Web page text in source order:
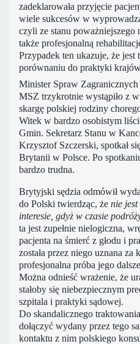
zadeklarowała przyjęcie
wiele sukcesów w
czyli ze stanu poważniejszego
także profesjonalną
Przypadek ten ukazuje, że
porównaniu do praktyki
Minister Spraw
MSZ trzykrotnie wystąpiło z
skargę polskiej rodziny
Witek w bardzo osobistym
Gmin. Sekretarz Stanu w
Krzysztof Szczerski, spotkał
Brytanii w Polsce. Po
bardzo trudna.
Brytyjski sędzia odmówił
do Polski twierdząc, że nie
interesie, gdyż w czasie
ta jest zupełnie nielogiczna,
pacjenta na śmierć z głodu i
została przez niego uznana
profesjonalna próba jego
Można odnieść wrażenie, że
stałoby się niebezpiecznym
szpitala i praktyki sądowej.
Do skandalicznego
dołączyć wydany przez tego
kontaktu z nim polskiego